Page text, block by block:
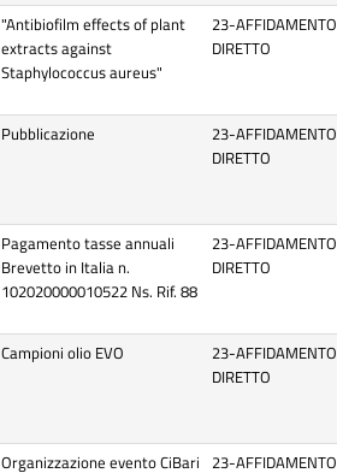
"Antibiofilm effects of plant
extracts against
Staphylococcus aureus"
23-AFFIDAMENTO
DIRETTO
Pubblicazione
23-AFFIDAMENTO
DIRETTO
Pagamento tasse annuali
Brevetto in Italia n.
102020000010522 Ns. Rif. 88
23-AFFIDAMENTO
DIRETTO
Campioni olio EVO
23-AFFIDAMENTO
DIRETTO
Organizzazione evento CiBari 23-AFFIDAMENTO